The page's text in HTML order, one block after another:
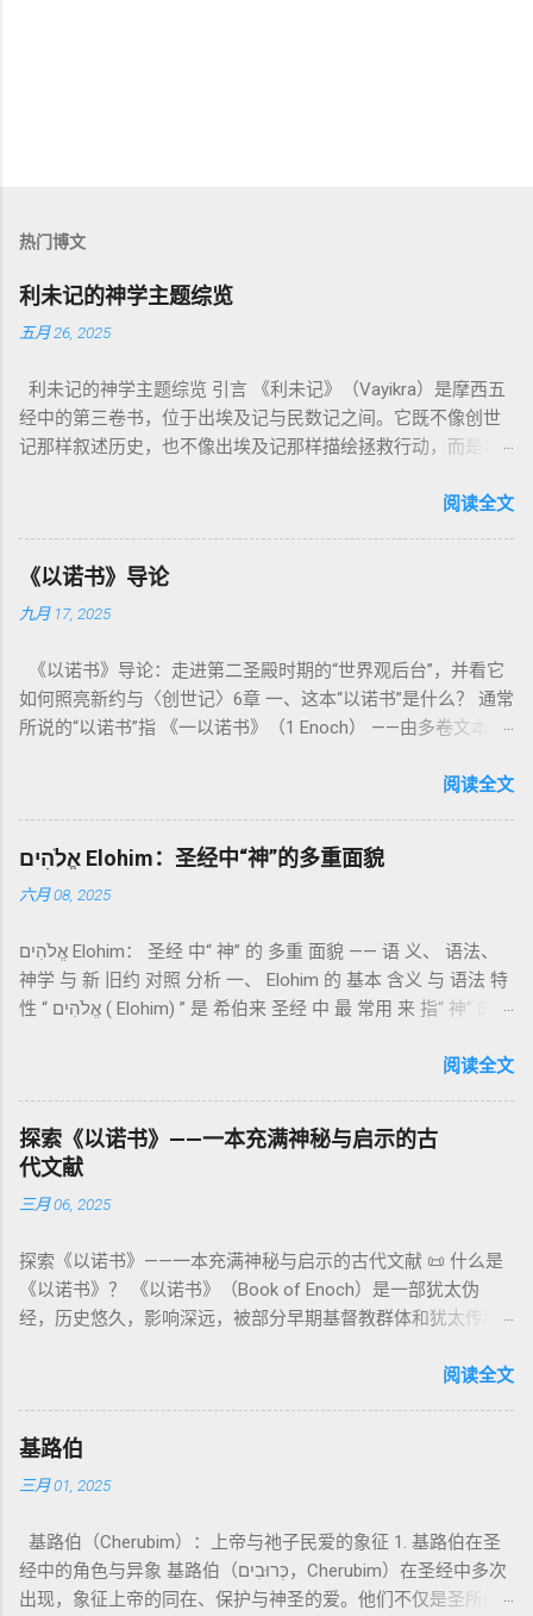
热门博文
利未记的神学主题综览
五月 26, 2025
利未记的神学主题综览 引言 《利未记》（Vayikra）是摩西五
经中的第三卷书，位于出埃及记与民数记之间。它既不像创世
记那样叙述历史，也不像出埃及记那样描绘拯救行动，而是将
内容看似仪式化，《利未记》却揭示了 神的临在如何规范人类
为我耶和华你们的神是圣洁的。”（利未记19:2） 这节经文构成
整卷书的中心神学。希伯来文“קָדוֹשׁ”（kadosh）不仅意味着道
德上的圣洁，更意味着“分别出来”、“归属于神”。 《利未记》教
中活出“圣洁”。圣洁不仅是内心态度，更是生活方式。 二、献
祭制度：与神相交的通道 前七章详细描述五种祭： 燔祭
（olah）：全然献上，象征奉献与赎罪； 素祭 （minchah）：
团契的象征； 赎罪祭 （chatat）：针对无意之罪的遮盖； 赎愆
祭 （asham）：针对特定罪行的赔偿与赎回。 这些制度不是单
纯宗教仪式，而是 神提供给罪人恢复关系的方式 。 希伯来文
祂的子民得洁净并维系同在。 三、祭司制度与敬拜秩序 亚伦与
记》强调他们的洁净、服饰、行为都必须与神的圣洁相称。 祭
司是 圣所的看守者、律法的教导者与百姓的代求者 。他们的失
败（如拿答与亚比户擅献凡火）立刻带来神的审判（利10
限 第11–15章讲述关于食物、疾病（如大麻风）、体液等“洁净
与不洁”的律例。其目的不是为了迷信或隔离，而是建立 圣洁与
秩序感 ，帮助以色列人活在神的同在中。 “洁净”不是等同于“无
罪”，而是不妨碍与神交往的状态。圣所是神居住之地，进入必
16章描述每年一次的“赎罪日”（Yom Kippur），大祭司进入至
心： 神愿意居住在人中间； 罪必须被遮盖才能维持这同在；
神主动提供遮罪之道（两个祭牲，特别是“为耶和华”的与“归于
亚撒泻勒”的）。 这预表...
阅读全文
《以诺书》导论
九月 17, 2025
《以诺书》导论：走进第二圣殿时期的“世界观后台”，并看它
如何照亮新约与〈创世记〉6章 一、这本“以诺书”是什么？ 通常
所说的“以诺书”指 《一以诺书》（1 Enoch） ——由多卷文本构
世纪），虽不在犹太/基督教主流正典之内（ 埃塞俄比亚正教
吉兹语（埃塞俄比亚语） 保存， 死海古卷 出土了多份 阿拉姆
语 残卷，另有 希腊文 片段，显示其广泛流传。 《一以诺书》
大体由五部分组成（作者与年代各异）： 《守望者之书》（1–
通婚、巨人（尼非利人）的出现，以及神对其囚禁与审判。
《比喻/相似喻之书》（37–71） ：频繁出现“ 那位人子/拣选
者/义者 ”，刻画末世审判与王权。 《天文之书》（72–82） ：
：以异象回顾以色列史并预示末世。 《以诺书信》（91–108）
：智慧训诫、“祸哉”、义人与恶人的结局等。 提示：另有《二
以诺书》（斯拉夫文）与《三以诺书》（希伯来文），属更晚
期以诺传统，不等同于《一以诺书》。 二、为什么重要？——
它是新约作者与读者共享的“语境词典” 1）新约中的直接/间接
呼应 犹大书14–15 几乎逐字引 1 Enoch 1:9（“主带着千万圣者
的“深渊囚禁”叙事共振。 彼后2:4 用“ 他他路斯 （Tartarus）”指
天使囚禁之所，贴近以诺传统语境。 福音书/启示录 中的“ 人子
来临与天使同来、坐在荣耀宝座审判列国 ”（太24–25；启1、
观 ：以诺将“巨人之灵”为游行污灵的渊源学解释，补给了新约
驱魔叙事背后的“灵界词库”（可1、路8；亦参弗6:12“执政掌
权”）。 阴间与审判意象 ：Sheol 的分区、册卷与火刑等图像，
：以诺传统对压迫者的“祸哉”，与 雅各书 对不义富者的警告
阅读全文
אֱלֹהִים Elohim：圣经中“神”的多重面貌
六月 08, 2025
אֱלֹהִים Elohim： 圣经 中“ 神” 的 多重 面貌 —— 语 义、 语法、
神学 与 新 旧约 对照 分析 一、 Elohim 的 基本 含义 与 语法 特
性 “ אֱלֹהִים ( Elohim) ” 是 希伯来 圣经 中 最 常用 来 指“ 神” 的
者”。 ✦ 语法 现象： Elohim 是 一个 复数 形式 （“- im” 后
世 记 1: 1）； 在 其他 语 境 中也 可 用于 复数 意义， 如 指 多
神、 属 灵 存在、 审判 官 等； 因此， 需 借助 上下文 判断 语
义 和 神学 定位 。 二、 希伯来 圣经 中 Elohim 的 主要 用法 与
示例 分类 类型 用法 说明 示例 经文 含义 1. 真神 指 以色列 的
所 崇拜 的 神祇 出 20: 3 假 神/ 偶像（ gods） 3. 属 灵 存在
神 的 众 子、 天使、 神圣 议会 成员 诗 82: 1, 申 32: 8– 9
神圣 存在（ divine beings） 4. 法官 被 委托 施行 神 审判者 出
权 代表 受托 执行 神 旨意 的 人（ 如 摩西） 出 7: 1 神 的 代言
人（ divine proxy） 6. 强调 威严 复数 形式 强调 尊贵 超自然 的
显现 撒 上 28: 13 灵界 显现 或 尊称（ majestic plural） 三、
每一 类 的 代表 经文 解读 1. 真神 的 独 一 性（ 创世 记 1: 1） “
בְּרֵאשִׁית בָּרָא אֱלֹהִים...” “ 起初， 神（ Elohim） 创造 天地。” 尽
语法 结构 显示 这 是在 强调 一位 ...
阅读全文
探索《以诺书》——一本充满神秘与启示的古
代文献
三月 06, 2025
探索《以诺书》——一本充满神秘与启示的古代文献 📜 什么是
《以诺书》？ 《以诺书》（Book of Enoch）是一部犹太伪
经，历史悠久，影响深远，被部分早期基督教群体和犹太传统
的曾祖父——的名义写成，包含大量关于天使、堕落、审判和弥
行，神将他取去，他就不在世了。” 这一神秘的记载激发了后世
关于以诺与神的关系、天国奥秘的丰富想象。《以诺书》便是
这种想象的结晶。 📖《以诺书》的主要内容 《以诺书》并非一
之书》（1 Enoch 1-36） 讲述堕落天使（守望者，Watchers）
如何违背神的命令，与人类女子结合，生下巨人（Nephilim）。
这些天使教授人类各种知识，如金属锻造、药草使用和占星
阅读全文
基路伯
三月 01, 2025
基路伯（Cherubim）：上帝与祂子民爱的象征 1. 基路伯在圣
经中的角色与异象 基路伯（כְּרוּבִים，Cherubim）在圣经中多次
出现，象征上帝的同在、保护与神圣的爱。他们不仅是圣所的